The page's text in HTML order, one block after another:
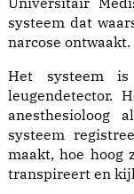
systeem dat
narcose ontwaakt.
Het systeem is
leugendetector.
anesthesioloog
systeem
maakt, hoe hoog
transpireert en